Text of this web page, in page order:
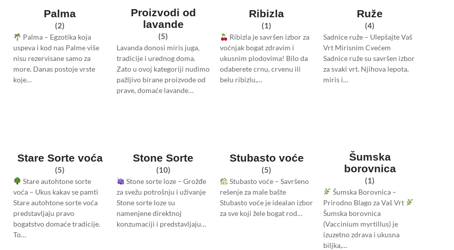
Palma
(2)
Palma – Egzotika koja
uspeva i kod nas Palme više
nisu rezervisane samo za
more. Danas postoje vrste
koje…
Proizvodi od
lavande
(5)
Lavanda donosi miris juga,
tradicije i urednog doma.
Zato u ovoj kategoriji nudimo
pažljivo birane proizvode od
prave, domaće lavande…
Ribizla
(1)
Ribizla je savršen izbor za
voćnjak bogat zdravim i
ukusnim plodovima! Bilo da
odaberete crnu, crvenu ili
belu ribizlu,…
Ruže
(4)
Sadnice ruže – Ulepšajte Vaš
Vrt Mirisnim Cvećem
Sadnice ruže su savršen izbor
za svaki vrt. Njihova lepota,
miris i…
Stare Sorte voća
(5)
Stare autohtone sorte
voća – Ukus kakav se pamti
Stare autohtone sorte voća
predstavljaju pravo
bogatstvo domaće tradicije.
To…
Stone Sorte
(10)
Stone sorte loze – Grožđe
za svežu potrošnju i uživanje
Stone sorte loze su
namenjene direktnoj
konzumaciji i predstavljaju…
Stubasto voće
(5)
Stubasto voće – Savršeno
rešenje za male bašte
Stubasto voće je idealan izbor
za sve koji žele bogat rod…
Šumska
borovnica
(1)
Šumska Borovnica –
Prirodno Blago za Vaš Vrt
Šumska borovnica
(Vaccinium myrtillus) je
izuzetno zdrava i ukusna
biljka,…